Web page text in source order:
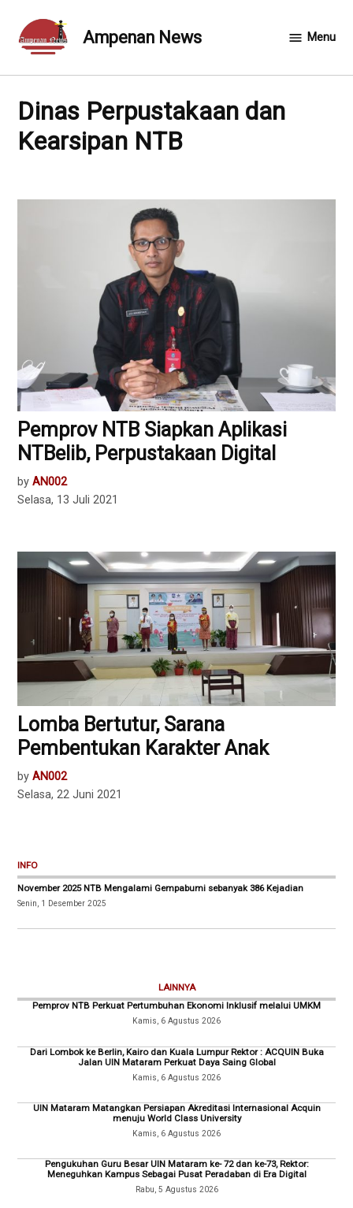
content
Ampenan News Menu
Dinas Perpustakaan dan
Kearsipan NTB
Pemprov NTB Siapkan Aplikasi
NTBelib, Perpustakaan Digital
by AN002
Selasa, 13 Juli 2021
Lomba Bertutur, Sarana
Pembentukan Karakter Anak
by AN002
Selasa, 22 Juni 2021
INFO
November 2025 NTB Mengalami Gempabumi sebanyak 386 Kejadian
Senin, 1 Desember 2025
LAINNYA
Pemprov NTB Perkuat Pertumbuhan Ekonomi Inklusif melalui UMKM
Kamis, 6 Agustus 2026
Dari Lombok ke Berlin, Kairo dan Kuala Lumpur Rektor : ACQUIN Buka
Jalan UIN Mataram Perkuat Daya Saing Global
Kamis, 6 Agustus 2026
UIN Mataram Matangkan Persiapan Akreditasi Internasional Acquin
menuju World Class University
Kamis, 6 Agustus 2026
Pengukuhan Guru Besar UIN Mataram ke- 72 dan ke-73, Rektor:
Meneguhkan Kampus Sebagai Pusat Peradaban di Era Digital
Rabu, 5 Agustus 2026